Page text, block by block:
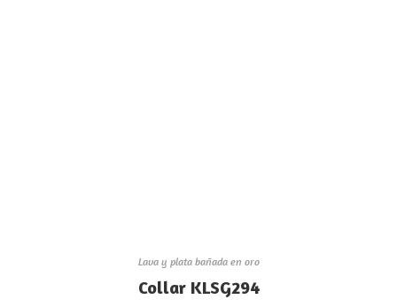
Lava y plata bañada en oro
Collar KLSG294